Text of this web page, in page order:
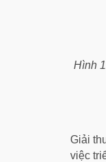
Hình
Giải
việc